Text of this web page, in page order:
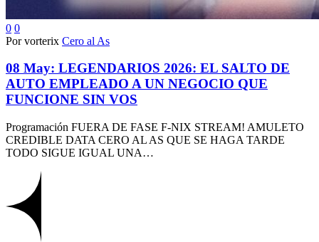
0 0
Por vorterix Cero al As
08 May: LEGENDARIOS 2026: EL SALTO DE
AUTO EMPLEADO A UN NEGOCIO QUE
FUNCIONE SIN VOS
Programación FUERA DE FASE F-NIX STREAM! AMULETO
CREDIBLE DATA CERO AL AS QUE SE HAGA TARDE
TODO SIGUE IGUAL UNA…